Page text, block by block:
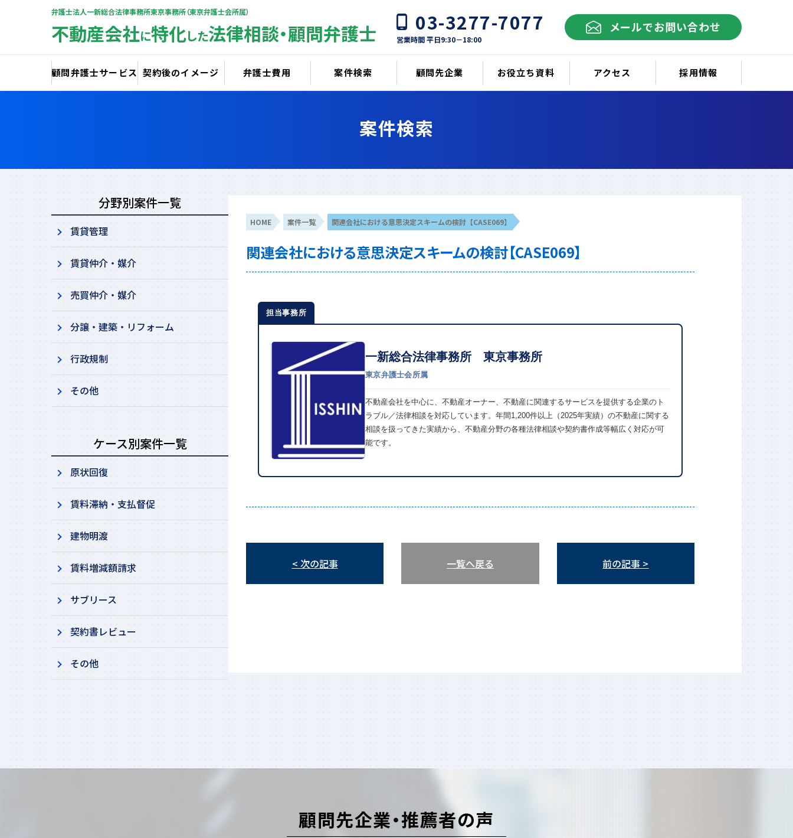
弁護士法人一新総合法律事務所東京事務所（東京弁護士会所属）
不動産会社に特化した法律相談・顧問弁護士 03-3277-7077
営業時間 平日9:30－18:00
メールでお問い合わせ
顧問弁護士サービス 契約後のイメージ 弁護士費用 案件検索 顧問先企業 お役立ち資料 アクセス 採用情報
案件検索
分野別案件一覧
賃貸管理
賃貸仲介・媒介
売買仲介・媒介
分譲・建築・リフォーム
行政規制
その他
ケース別案件一覧
原状回復
賃料滞納・支払督促
建物明渡
賃料増減額請求
サブリース
契約書レビュー
その他​
HOME 案件一覧 関連会社における意思決定スキームの検討【CASE069】
関連会社における意思決定スキームの検討【CASE069】
担当事務所
一新総合法律事務所 東京事務所
東京弁護士会所属
不動産会社を中心に、不動産オーナー、不動産に関連するサービスを提供する企業のト
ラブル／法律相談を対応しています。年間1,200件以上（2025年実績）の不動産に関する
相談を扱ってきた実績から、不動産分野の各種法律相談や契約書作成等幅広く対応が可
能です。
< 次の記事 一覧へ戻る 前の記事 >
顧問先企業・推薦者の声